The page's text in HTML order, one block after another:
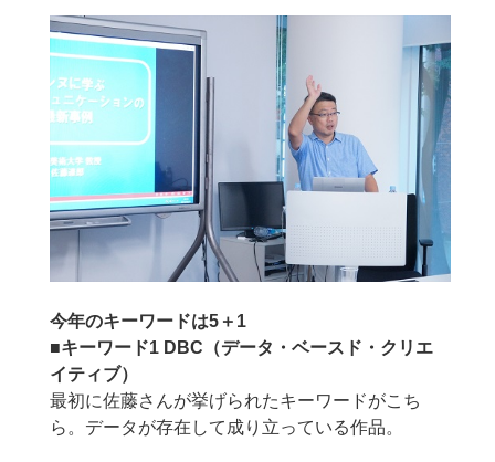
今年のキーワードは5＋1
■キーワード1 DBC（データ・ベースド・クリエ
イティブ）
最初に佐藤さんが挙げられたキーワードがこち
ら。データが存在して成り立っている作品。